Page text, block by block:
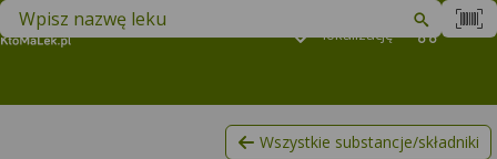
lokalizację
Znajdź lek w swojej okolicy
Wszystkie substancje/składniki